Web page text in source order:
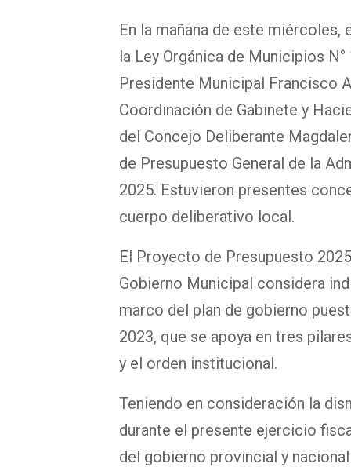
En la mañana de este
la Ley Orgánica de Municipios
Presidente Municipal Francisco
Coordinación de Gabinete y
del Concejo Deliberante
de Presupuesto General de la
2025. Estuvieron presentes
cuerpo deliberativo local.
El Proyecto de Presupuesto
Gobierno Municipal considera
marco del plan de gobierno
2023, que se apoya en tres
y el orden institucional.
Teniendo en consideración la
durante el presente ejercicio
del gobierno provincial y